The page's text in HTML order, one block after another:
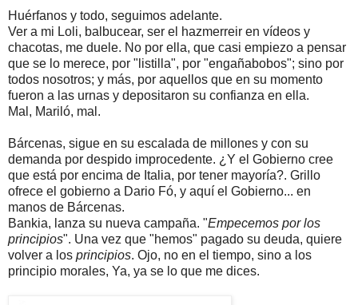
Huérfanos y todo, seguimos adelante.
Ver a mi Loli, balbucear, ser el hazmerreir en vídeos y
chacotas, me duele. No por ella, que casi empiezo a pensar
que se lo merece, por "listilla", por "engañabobos"; sino por
todos nosotros; y más, por aquellos que en su momento
fueron a las urnas y depositaron su confianza en ella.
Mal, Mariló, mal.
Bárcenas, sigue en su escalada de millones y con su
demanda por despido improcedente. ¿Y el Gobierno cree
que está por encima de Italia, por tener mayoría?. Grillo
ofrece el gobierno a Dario Fó, y aquí el Gobierno... en
manos de Bárcenas.
Bankia, lanza su nueva campaña. "Empecemos por los
principios". Una vez que "hemos" pagado su deuda, quiere
volver a los principios. Ojo, no en el tiempo, sino a los
principio morales, Ya, ya se lo que me dices.